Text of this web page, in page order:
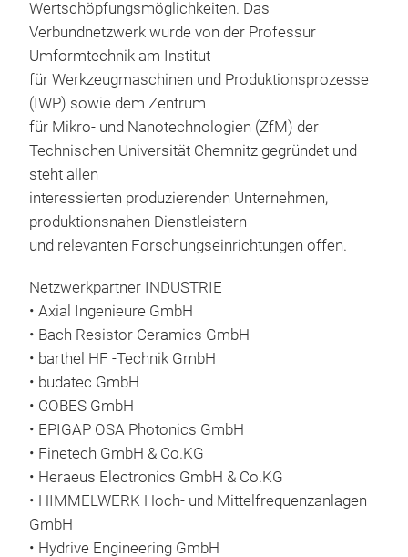
Wertschöpfungsmöglichkeiten. Das
Verbundnetzwerk wurde von der Professur
Umformtechnik am Institut
für Werkzeugmaschinen und Produktionsprozesse
(IWP) sowie dem Zentrum
für Mikro- und Nanotechnologien (ZfM) der
Technischen Universität Chemnitz gegründet und
steht allen
interessierten produzierenden Unternehmen,
produktionsnahen Dienstleistern
und relevanten Forschungseinrichtungen offen.
Netzwerkpartner INDUSTRIE
• Axial Ingenieure GmbH
• Bach Resistor Ceramics GmbH
• barthel HF -Technik GmbH
• budatec GmbH
• COBES GmbH
• EPIGAP OSA Photonics GmbH
• Finetech GmbH & Co.KG
• Heraeus Electronics GmbH & Co.KG
• HIMMELWERK Hoch- und Mittelfrequenzanlagen
GmbH
• Hydrive Engineering GmbH